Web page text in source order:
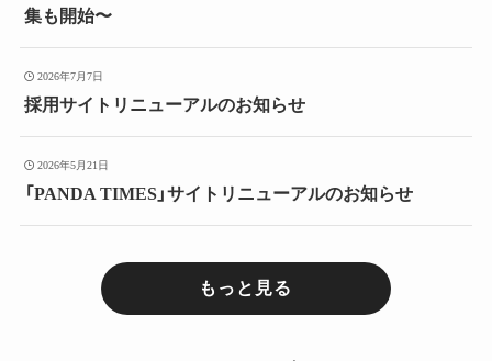
集も開始〜
2026年7月7日
採用サイトリニューアルのお知らせ
2026年5月21日
「PANDA TIMES」サイトリニューアルのお知らせ
もっと見る